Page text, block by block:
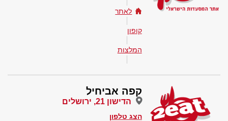
לאתר
קופון
המלצות
קפה אביחיל
הדישון 21, ירושלים
הצג טלפון